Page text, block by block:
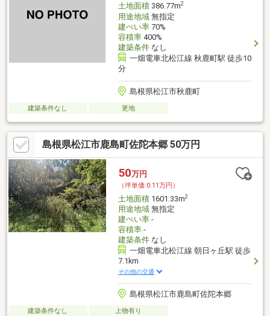
土地面積386.77m2
用途地域無指定
建ぺい率70%
容積率400%
建築条件なし
一畑電車北松江線 秋鹿町駅 徒歩10
分
島根県松江市秋鹿町
建築条件なし 更地
島根県松江市鹿島町佐陀本郷 50万円
50万円
（坪単価:0.11万円）
土地面積1601.33m2
用途地域無指定
建ぺい率-
容積率-
建築条件なし
一畑電車北松江線 朝日ヶ丘駅 徒歩
7.1km
その他の交通
島根県松江市鹿島町佐陀本郷
建築条件なし 上物有り